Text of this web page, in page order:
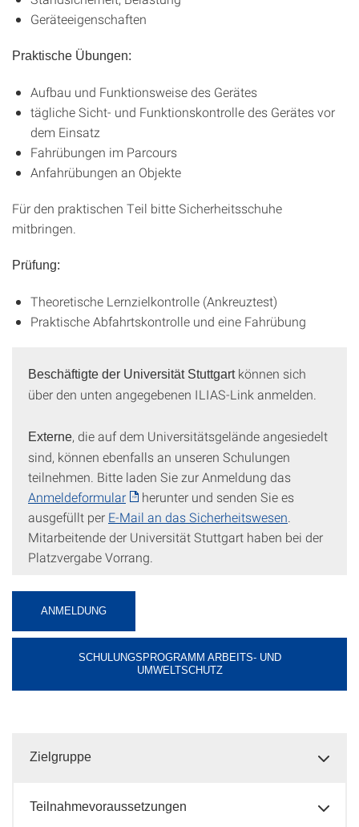
Geräteeigenschaften
Praktische Übungen:
Aufbau und Funktionsweise des Gerätes
tägliche Sicht- und Funktionskontrolle des Gerätes vor
dem Einsatz
Fahrübungen im Parcours
Anfahrübungen an Objekte
Für den praktischen Teil bitte Sicherheitsschuhe
mitbringen.
Prüfung:
Theoretische Lernzielkontrolle (Ankreuztest)
Praktische Abfahrtskontrolle und eine Fahrübung
Beschäftigte der Universität Stuttgart können sich
über den unten angegebenen ILIAS-Link anmelden.
Externe, die auf dem Universitätsgelände angesiedelt
sind, können ebenfalls an unseren Schulungen
teilnehmen. Bitte laden Sie zur Anmeldung das
Anmeldeformular
herunter und senden Sie es
ausgefüllt per E-Mail an das Sicherheitswesen
Mitarbeitende der Universität Stuttgart haben bei der
Platzvergabe Vorrang.
ANMELDUNG
SCHULUNGSPROGRAMM ARBEITS- UND
UMWELTSCHUTZ
Zielgruppe
Teilnahmevoraussetzungen